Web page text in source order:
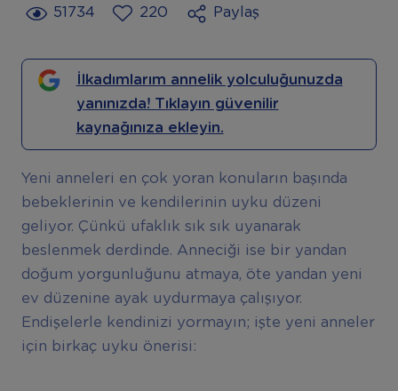
51734 220 Paylaş
İlkadımlarım annelik yolculuğunuzda
yanınızda! Tıklayın güvenilir
kaynağınıza ekleyin.
Yeni anneleri en çok yoran konuların başında
bebeklerinin ve kendilerinin uyku düzeni
geliyor. Çünkü ufaklık sık sık uyanarak
beslenmek derdinde. Anneciği ise bir yandan
doğum yorgunluğunu atmaya, öte yandan yeni
ev düzenine ayak uydurmaya çalışıyor.
Endişelerle kendinizi yormayın; işte yeni anneler
için birkaç uyku önerisi: